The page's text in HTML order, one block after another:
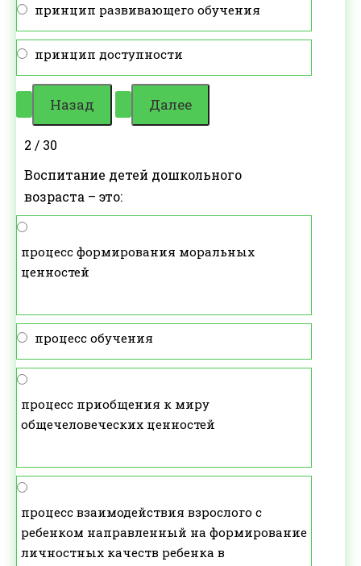
принцип развивающего обучения
принцип доступности
2 / 30
Воспитание детей дошкольного
возраста – это:
процесс формирования моральных
ценностей
процесс обучения
процесс приобщения к миру
общечеловеческих ценностей
процесс взаимодействия взрослого с
ребенком направленный на формирование
личностных качеств ребенка в